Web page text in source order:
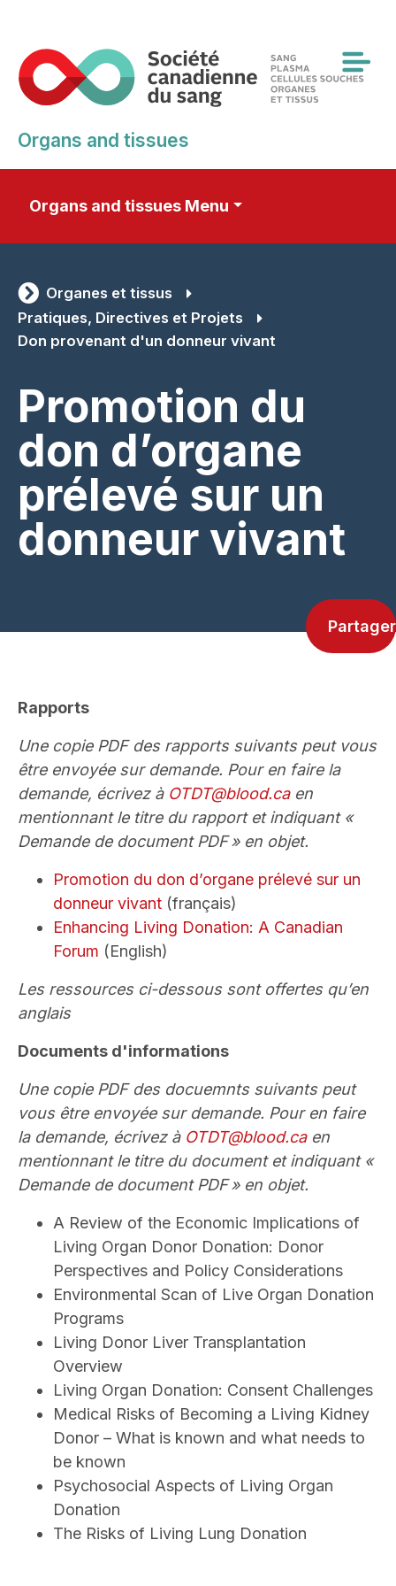
main
content
Organs and tissues
Organs and tissues Menu
Organes et tissus
Pratiques, Directives et Projets
Don provenant d'un donneur vivant
Promotion du
don d’organe
prélevé sur un
donneur vivant
Partager
Rapports
Une copie PDF des rapports suivants peut vous
être envoyée sur demande. Pour en faire la
demande, écrivez à OTDT@blood.caen
mentionnant le titre du rapport et indiquant «
Demande de document PDF » en objet.
Promotion du don d’organe prélevé sur un
donneur vivant (français)
Enhancing Living Donation: A Canadian
Forum (English)
Les ressources ci-dessous sont offertes qu’en
anglais
Documents d'informations
Une copie PDF des docuemnts suivants peut
vous être envoyée sur demande. Pour en faire
la demande, écrivez à OTDT@blood.caen
mentionnant le titre du document et indiquant «
Demande de document PDF » en objet.
A Review of the Economic Implications of
Living Organ Donor Donation: Donor
Perspectives and Policy Considerations
Environmental Scan of Live Organ Donation
Programs
Living Donor Liver Transplantation
Overview
Living Organ Donation: Consent Challenges
Medical Risks of Becoming a Living Kidney
Donor – What is known and what needs to
be known
Psychosocial Aspects of Living Organ
Donation
The Risks of Living Lung Donation